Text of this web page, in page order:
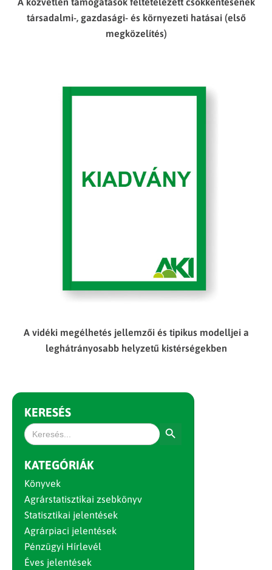
társadalmi-, gazdasági- és környezeti hatásai (első
megközelítés)
A vidéki megélhetés jellemzői és tipikus modelljei a
leghátrányosabb helyzetű kistérségekben
KERESÉS
Search
for:
KATEGÓRIÁK
Könyvek
Agrárstatisztikai zsebkönyv
Statisztikai jelentések
Agrárpiaci jelentések
Pénzügyi Hírlevél
Éves jelentések